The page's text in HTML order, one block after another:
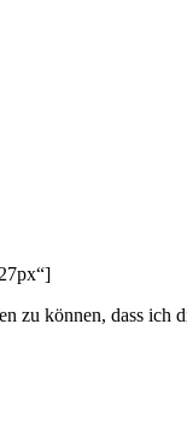
zu können, dass ich